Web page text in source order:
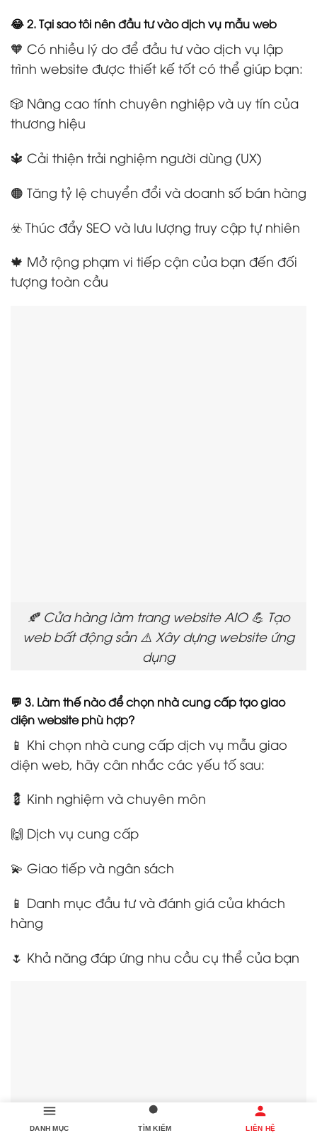
😂 2. Tại sao tôi nên đầu tư vào dịch vụ mẫu web
🧡 Có nhiều lý do để đầu tư vào dịch vụ lập
trình website được thiết kế tốt có thể giúp bạn:
🎲 Nâng cao tính chuyên nghiệp và uy tín của
thương hiệu
🔱 Cải thiện trải nghiệm người dùng (UX)
🟠 Tăng tỷ lệ chuyển đổi và doanh số bán hàng
☣️ Thúc đẩy SEO và lưu lượng truy cập tự nhiên
🍁 Mở rộng phạm vi tiếp cận của bạn đến đối
tượng toàn cầu
🍂 Cửa hàng làm trang website AIO 💪 Tạo
web bất động sản ⚠️ Xây dựng website ứng
dụng
💬 3. Làm thế nào để chọn nhà cung cấp tạo giao
diện website phù hợp?
📱 Khi chọn nhà cung cấp dịch vụ mẫu giao
diện web, hãy cân nhắc các yếu tố sau:
💈 Kinh nghiệm và chuyên môn
🙌 Dịch vụ cung cấp
💫 Giao tiếp và ngân sách
📱 Danh mục đầu tư và đánh giá của khách
hàng
🌷 Khả năng đáp ứng nhu cầu cụ thể của bạn
DANH MỤC TÌM KIẾM LIÊN HỆ